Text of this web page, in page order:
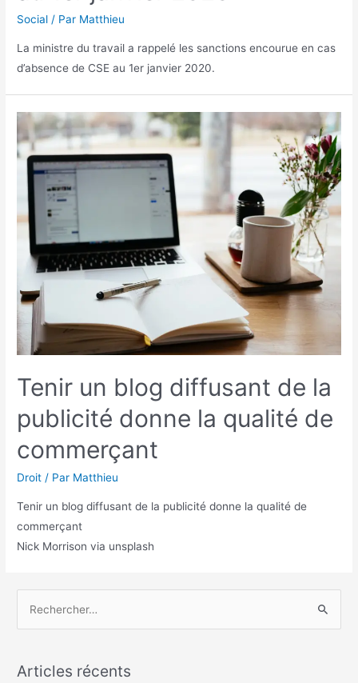
Social / Par Matthieu
La ministre du travail a rappelé les sanctions encourue en cas
d’absence de CSE au 1er janvier 2020.
Tenir un blog diffusant de la
publicité donne la qualité de
commerçant
Droit / Par Matthieu
Tenir un blog diffusant de la publicité donne la qualité de
commerçant
Nick Morrison via unsplash
h
Articles récents